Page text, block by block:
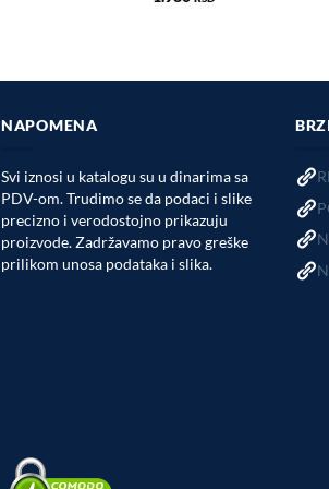
NAPOMENA
Svi iznosi u katalogu su u dinarima sa
PDV-om. Trudimo se da podaci i slike
precizno i verodostojno prikazuju
proizvode. Zadržavamo pravo greške
prilikom unosa podataka i slika.